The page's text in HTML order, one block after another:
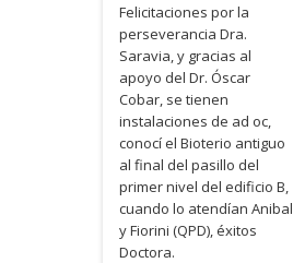
Felicitaciones por la
perseverancia Dra.
Saravia, y gracias al
apoyo del Dr. Óscar
Cobar, se tienen
instalaciones de ad oc,
conocí el Bioterio antiguo
al final del pasillo del
primer nivel del edificio B,
cuando lo atendían Anibal
y Fiorini (QPD), éxitos
Doctora.